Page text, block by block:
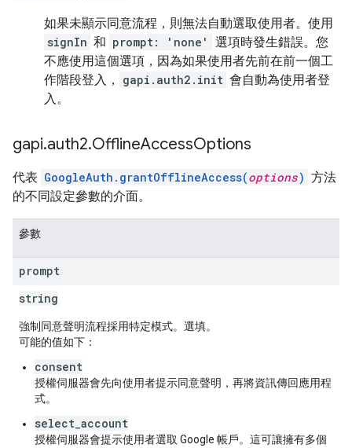
如果未顯示同意流程，則無法自動選取使用者。使用
signIn 和 prompt: 'none'
選項時發生錯誤。您
不應使用這個選項，因為如果使用者先前在前一個工
作階段登入，
gapi.auth2.init 會自動為使用者登
入。
gapi.auth2.OfflineAccessOptions
代表 GoogleAuth.grantOfflineAccess(options) 方法
的不同設定參數的介面。
參數
prompt
string
強制同意聲明流程採用特定模式。選填。
可能的值如下：
consent
授權伺服器會先向使用者提示同意聲明，再將資訊傳回應用程
式。
select_account
授權伺服器會提示使用者選取 Google 帳戶。這可讓擁有多個